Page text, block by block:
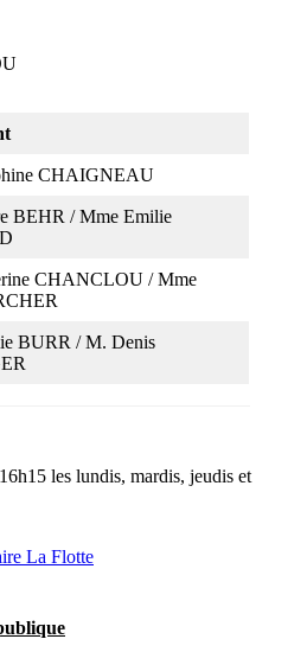
CHAIGNEAU
BEHR / Mme Emilie
CHANCLOU / Mme
BURR / M. Denis
les lundis, mardis, jeudis et
La Flotte